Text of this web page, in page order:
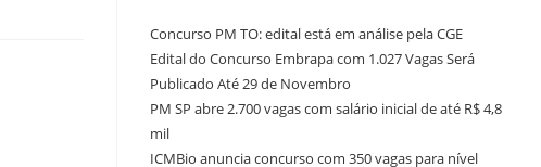
Concurso PM TO: edital está em análise pela CGE
Edital do Concurso Embrapa com 1.027 Vagas Será
Publicado Até 29 de Novembro
PM SP abre 2.700 vagas com salário inicial de até R$ 4,8
mil
ICMBio anuncia concurso com 350 vagas para nível